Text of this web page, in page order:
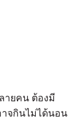
ายคน ต้องมี
าจกินไม่ได้นอน